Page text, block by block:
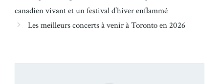
canadien vivant et un festival d’hiver enflammé
Les meilleurs concerts à venir à Toronto en 2026